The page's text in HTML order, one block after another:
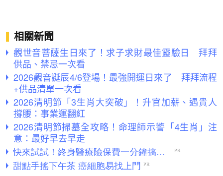
相關新聞
觀世音菩薩生日來了！求子求財最佳靈驗日 拜拜
供品、禁忌一次看
2026觀音誕辰4/6登場！最強開運日來了 拜拜流程
+供品清單一次看
2026清明節「3生肖大突破」！升官加薪、遇貴人
撐腰：事業運翻紅
2026清明節掃墓全攻略！命理師示警「4生肖」注
意：最好早去早走